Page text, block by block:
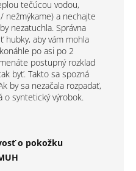
tečúcou vodou,
nežmýkame) a nechajte
nezatuchla. Správna
hubky, aby vám mohla
po asi po 2
postupný rozklad
byť. Takto sa spozná
by sa nezačala rozpadať,
o syntetický výrobok.
o pokožku